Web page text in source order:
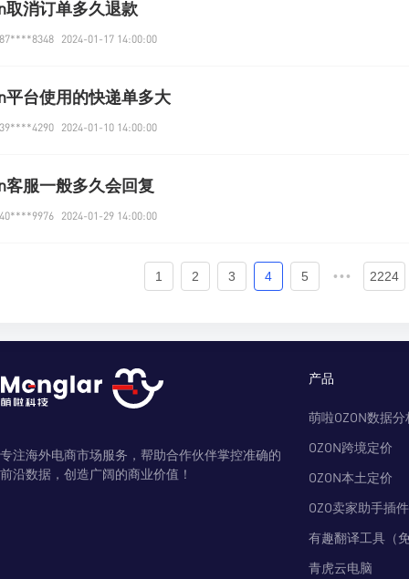
取消订单多久退款
2024-01-17 14:00:00
平台使用的快递单多大
2024-01-10 14:00:00
客服一般多久会回复
2024-01-29 14:00:00
1 2 3 4 5 ••• 2224
专注海外电商市场服务，帮助合作伙伴掌控准确的
前沿数据，创造广阔的商业价值！
产品
萌啦OZON数据分
OZON跨境定价
OZON本土定价
OZO卖家助手插件
有趣翻译工具（
青虎云电脑